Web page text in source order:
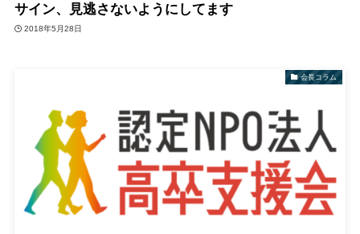
サイン、見逃さないようにしてます
2018年5月28日
会長コラム